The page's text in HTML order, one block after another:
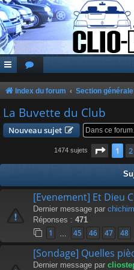
Index du forum Section générale
La Buvette du Club
Nouveau sujet
1474 sujets Page 1
1 2
[Evenement] Et Dieu
Dernier message par
Réponses : 471
1 45 46 47 48
[Sondage] Quelles
Dernier message par